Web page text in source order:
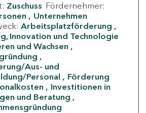
Zuschuss Fördernehmer:
Unternehmen
Arbeitsplatzförderung
Innovation und Technologie
und Wachsen
Aus- und
Personal
Förderung
Investitionen in
und Beratung